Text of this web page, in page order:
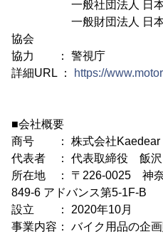
一般社団法人 日本
一般財団法人 日本モ
協会
協力 ： 警視庁
詳細URL ：
https://
■会社概要
商号 ： 株式会社Kaedear
代表者 ： 代表取締役 飯沢
所在地 ： 〒226-0025 神奈
849-6 アドバンス第5-1F-B
設立 ： 2020年10月
事業内容： バイク用品の企